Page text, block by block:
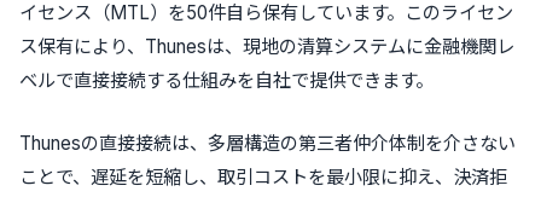
イセンス（MTL）を50件自ら保有しています。このライセン
ス保有により、Thunesは、現地の清算システムに金融機関レ
ベルで直接接続する仕組みを自社で提供できます。
Thunesの直接接続は、多層構造の第三者仲介体制を介さない
ことで、遅延を短縮し、取引コストを最小限に抑え、決済拒